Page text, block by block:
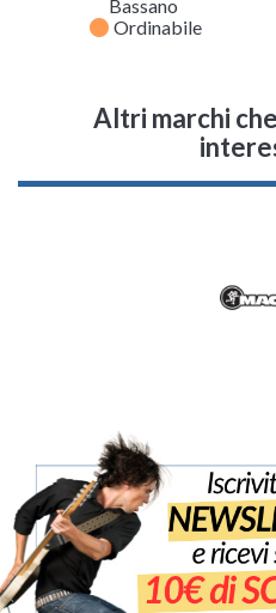
Bassano
fiber_manual_record Ordinabile
Altri marchi